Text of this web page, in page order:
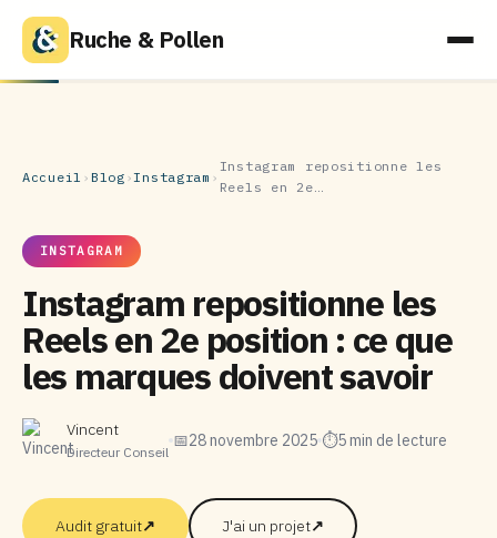
Ruche & Pollen
Accueil › Blog ›Instagram ›
Instagram repositionne les
Reels en 2e…
INSTAGRAM
Instagram repositionne les
Reels en 2e position : ce que
les marques doivent savoir
Vincent
Directeur Conseil
📅28 novembre 2025 ⏱5 min de lecture
Audit gratuit↗ J'ai un projet↗